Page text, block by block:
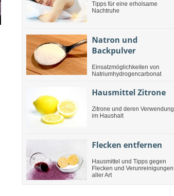
Tipps für eine erholsame
Nachtruhe
Natron und
Backpulver
Einsatzmöglichkeiten von
Natriumhydrogencarbonat
Hausmittel Zitrone
Zitrone und deren Verwendung
im Haushalt
Flecken entfernen
Hausmittel und Tipps gegen
Flecken und Verunreinigungen
aller Art